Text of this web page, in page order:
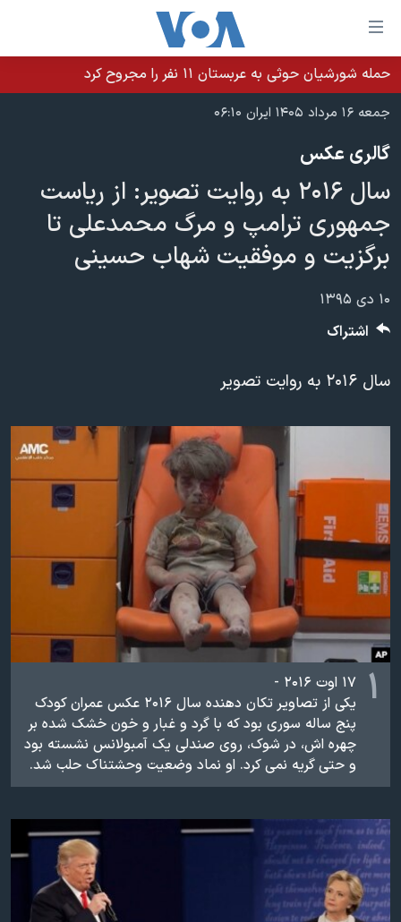
لینکهای
قابل
دسترسی
جهش
محتوای
اصلی
جهش
به
صفحه
اصلی
جهش
به
خانه
نسخه سبک وب‌سایت
موضوع ها
ایران
آمریکا
جهان
ویدیوها
اقتصادی
علم و فناوری
اسرائیل در جنگ
گالری عکس
آرشیو پخش زنده
برنامه های تلویزیونی
جدول برنامه ها
صفحه‌های ویژه
بایگانی برنامه‌های تلویزیونی
انتخابات ریاست جمهوری آمریکا ۲۰۲۴
حمله جمهوری اسلامی به اسرائیل
رمز مهسا
ورزش زنان در ایران
اعتراضات زن، زندگی، آزادی
مجموعه مستندهای دادخواهی
تریبونال مردمی آبان ۹۸
دادگاه حمید نوری
چهل سال گروگان‌گیری
قانون شفافیت دارائی کادر رهبری ایران
اعتراضات مردمی آبان ۹۸
نرگس محمدی برنده جایزه نوبل صلح
همایش محافظه‌کاران آمریکا «سی‌پک»
صفحه‌های ویژه
فرکانس‌های صدای آمریکا
پخش رادیویی
یادگیری زبان انگلیسی
زبانهای مختلف
حمله شورشیان حوثی به عربستان ۱۱ نفر را مجروح کرد
جمعه ۱۶ مرداد ۱۴۰۵ ایران ۰۶:۱۰
گالری عکس
سال ۲۰۱۶ به روایت تصویر: از ریاست
جمهوری ترامپ و مرگ محمدعلی تا
برگزیت و موفقیت شهاب حسینی
۱۰ دی ۱۳۹۵
سال ۲۰۱۶ به روايت تصوير
۱
۱۷ اوت ۲۰۱۶ -
یکی از تصاویر تکان دهنده سال ۲۰۱۶ عکس عمران کودک
پنج ساله سوری بود که با گرد و غبار و خون خشک شده بر
چهره اش، در شوک، روی صندلی یک آمبولانس نشسته بود
و حتی گریه نمی کرد. او نماد وضعیت وحشتناک حلب شد.
اشتراک